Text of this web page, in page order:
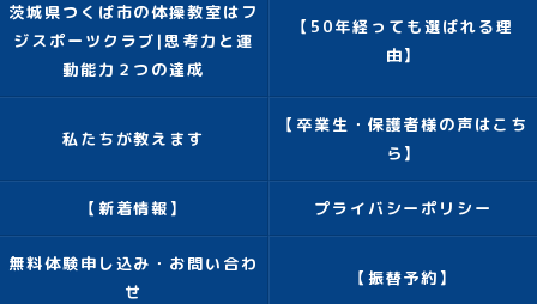
茨城県つくば市の体操教室はフ
ジスポーツクラブ|思考力と運
動能力２つの達成
【50年経っても選ばれる理
由】
私たちが教えます
【卒業生・保護者様の声はこち
ら】
【新着情報】 プライバシーポリシー
無料体験申し込み・お問い合わ
せ
【振替予約】